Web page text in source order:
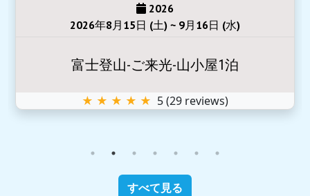
2026
2026年8月15日 (土) ~ 9月16日 (水)
富士登山-ご来光-山小屋1泊
★ ★ ★ ★ ★ 5(29 reviews)
すべて見る